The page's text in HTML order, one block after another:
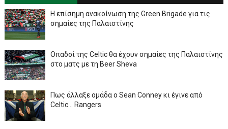
Η επίσημη ανακοίνωση της Green Brigade για τις
σημαίες της Παλαιστίνης
Οπαδοί της Celtic θα έχουν σημαίες της Παλαιστίνης
στο ματς με τη Beer Sheva
Πως άλλαξε ομάδα ο Sean Conney κι έγινε από
Celtic... Rangers